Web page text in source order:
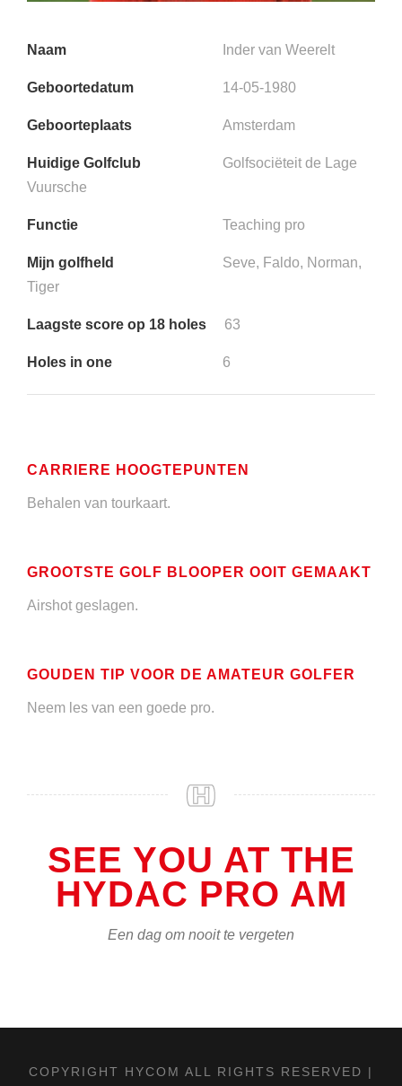
Naam Inder van Weerelt
Geboortedatum 14-05-1980
Geboorteplaats Amsterdam
Huidige Golfclub
Golfsociëteit de Lage
Vuursche
Functie Teaching pro
Mijn golfheld
Seve, Faldo, Norman,
Tiger
Laagste score op 18 holes 63
Holes in one 6
CARRIERE HOOGTEPUNTEN
Behalen van tourkaart.
GROOTSTE GOLF BLOOPER OOIT GEMAAKT
Airshot geslagen.
GOUDEN TIP VOOR DE AMATEUR GOLFER
Neem les van een goede pro.
SEE YOU AT THE
HYDAC PRO AM
Een dag om nooit te vergeten
COPYRIGHT HYCOM ALL RIGHTS RESERVED |